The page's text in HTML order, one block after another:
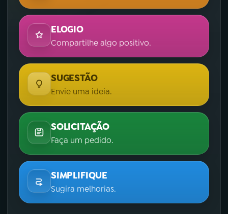
ELOGIO
Compartilhe algo positivo.
SUGESTÃO
Envie uma ideia.
SOLICITAÇÃO
Faça um pedido.
SIMPLIFIQUE
Sugira melhorias.